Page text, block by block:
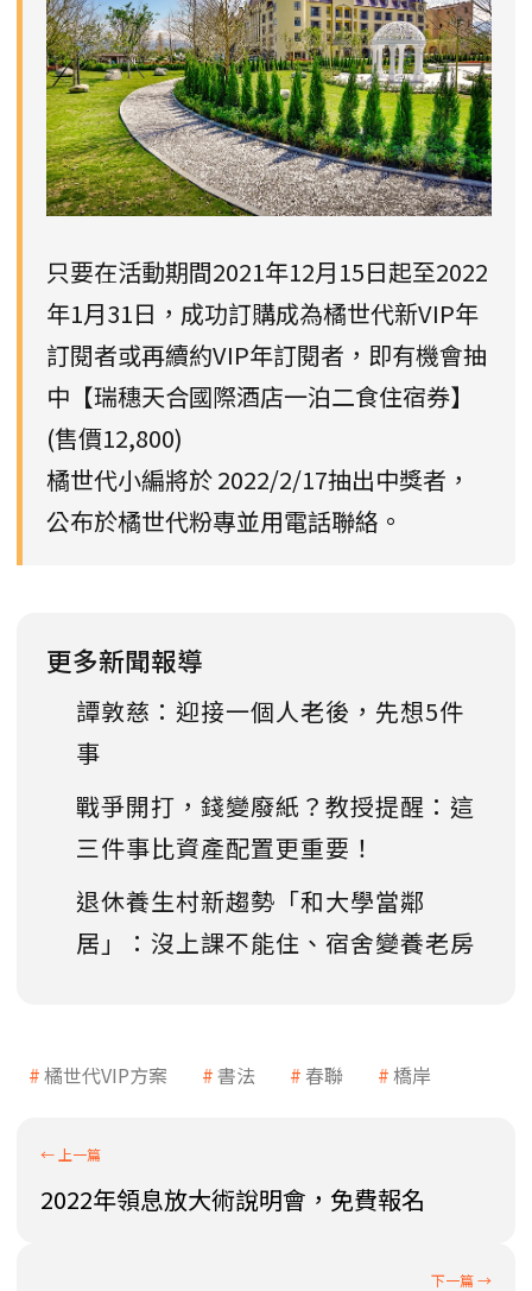
只要在活動期間2021年12月15日起至2022
年1月31日，成功訂購成為橘世代新VIP年
訂閱者或再續約VIP年訂閱者，即有機會抽
中【瑞穗天合國際酒店一泊二食住宿券】
(售價12,800)
橘世代小編將於 2022/2/17抽出中獎者，
公布於橘世代粉專並用電話聯絡。
更多新聞報導
譚敦慈：迎接一個人老後，先想5件
事
戰爭開打，錢變廢紙？教授提醒：這
三件事比資產配置更重要！
退休養生村新趨勢「和大學當鄰
居」：沒上課不能住、宿舍變養老房
橘世代VIP方案 書法 春聯 橋岸
2022年領息放大術說明會，免費報名